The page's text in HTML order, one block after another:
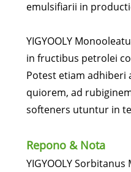
emulsifiarii in
YIGYOOLY
in fructibus petrolei
Potest etiam adhiberi
quiorem, ad
softeners utuntur in
Repono & Nota
YIGYOOLY